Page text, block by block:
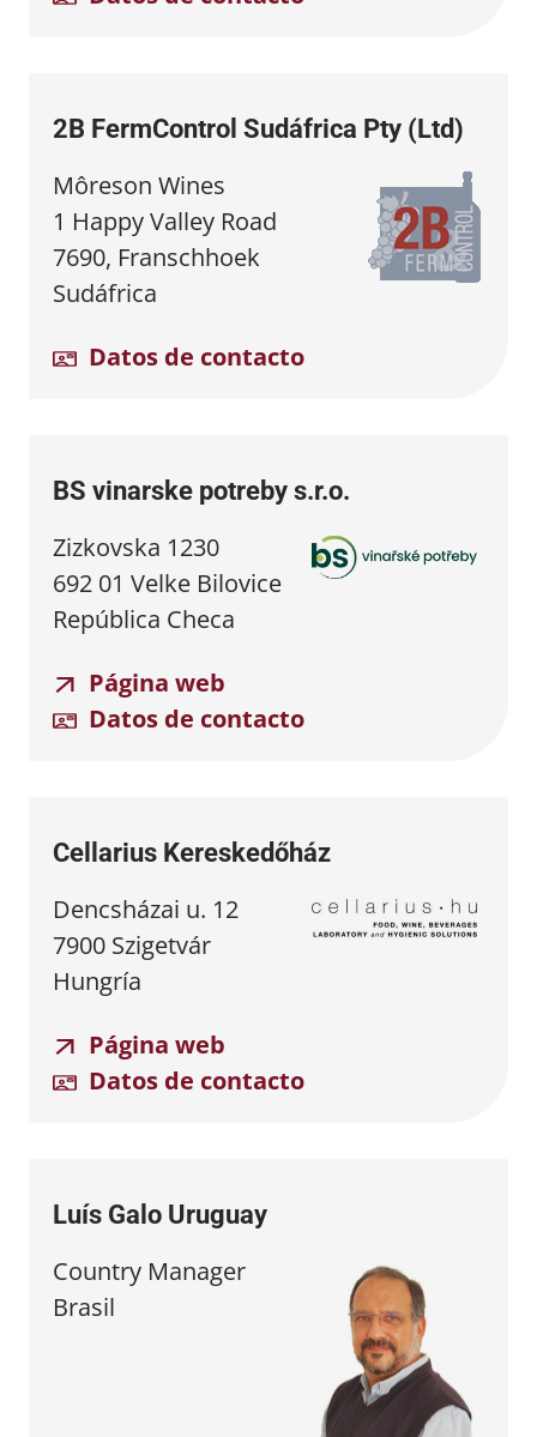
2B FermControl Sudáfrica Pty (Ltd)
Môreson Wines
1 Happy Valley Road
7690, Franschhoek
Sudáfrica
Datos de contacto
BS vinarske potreby s.r.o.
Zizkovska 1230
692 01 Velke Bilovice
República Checa
Página web
Datos de contacto
Cellarius Kereskedőház
Dencsházai u. 12
7900 Szigetvár
Hungría
Página web
Datos de contacto
Luís Galo Uruguay
Country Manager
Brasil